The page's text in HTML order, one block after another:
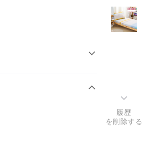
履歴
を削除する